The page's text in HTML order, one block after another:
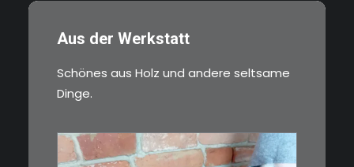
Aus der Werkstatt
Schönes aus Holz und andere seltsame
Dinge.